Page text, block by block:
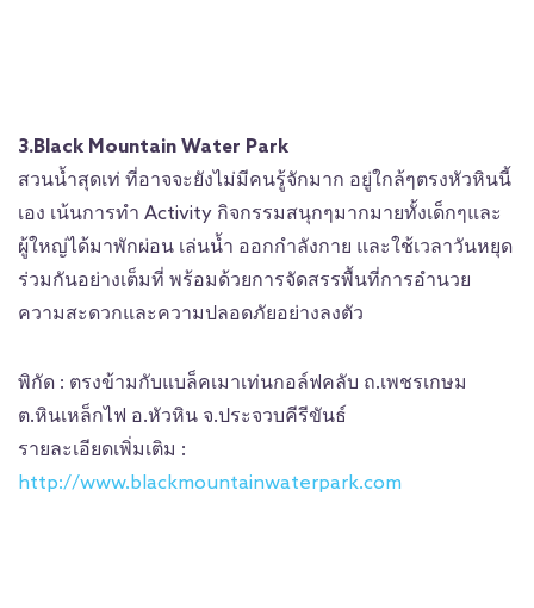
3.Black Mountain Water Park
สวนน้ำสุดเท่ ที่อาจจะยังไม่มีคนรู้จักมาก อยู่ใกล้ๆตรงหัวหินนี้
เอง เน้นการทำ Activity กิจกรรมสนุกๆมากมายทั้งเด็กๆและ
ผู้ใหญ่ได้มาพักผ่อน เล่นน้ำ ออกกำลังกาย และใช้เวลาวันหยุด
ร่วมกันอย่างเต็มที่ พร้อมด้วยการจัดสรรพื้นที่การอำนวย
ความสะดวกและความปลอดภัยอย่างลงตัว
พิกัด : ตรงข้ามกับแบล็คเมาเท่นกอล์ฟคลับ ถ.เพชรเกษม
ต.หินเหล็กไฟ อ.หัวหิน จ.ประจวบคีรีขันธ์
รายละเอียดเพิ่มเติม :
http://www.blackmountainwaterpark.com